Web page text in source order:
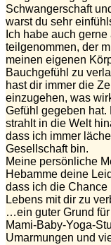
Schwangerschaft
warst du sehr
Ich habe auch
teilgenommen, der
meinen eigenen
Bauchgefühl zu
hast dir immer die
einzugehen, was
Gefühl gegeben
strahlt in die Welt
dass ich immer
Gesellschaft bin.
Meine persönliche
Hebamme deine
dass ich die Chance
Lebens mit dir zu
…ein guter Grund
Mami-Baby-Yoga-
Umarmungen und